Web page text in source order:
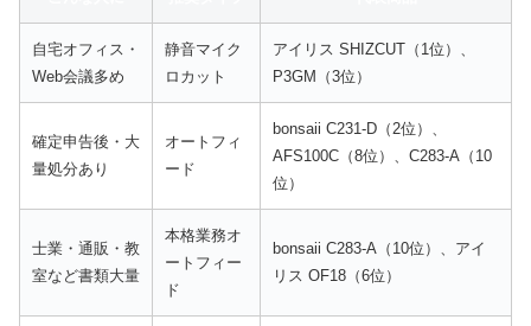
自宅オフィス・
Web会議多め
静音マイク
ロカット
アイリス SHIZCUT（1位）、
P3GM（3位）
確定申告後・大
量処分あり
オートフィ
ード
bonsaii C231-D（2位）、
AFS100C（8位）、C283-A（10
位）
士業・通販・教
室など書類大量
本格業務オ
ートフィー
ド
bonsaii C283-A（10位）、アイ
リス OF18（6位）